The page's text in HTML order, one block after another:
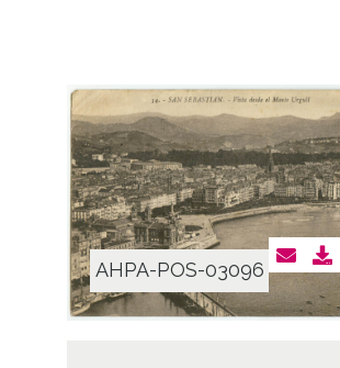
AHPA-POS-03096